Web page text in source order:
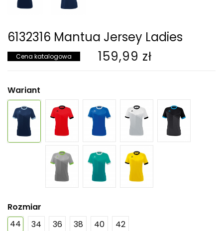
6132316 Mantua Jersey Ladies
Cena katalogowa 159,99 zł
Wariant
Rozmiar
44
34 36 38 40 42